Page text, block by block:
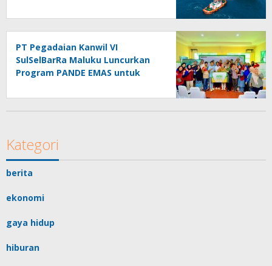
PT Pegadaian Kanwil VI
SulSelBarRa Maluku Luncurkan
Program PANDE EMAS untuk
Masyarakat
Kategori
berita
ekonomi
gaya hidup
hiburan